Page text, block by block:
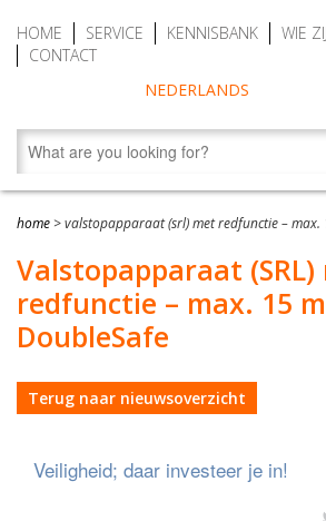
HOME SERVICE KENNISBANK WIE
CONTACT
NEDERLANDS
VALBEVEILIGING
Valstopapparaten
Personenlieren (MRW)
Auto Belay (veilig klimmen)
Tijdelijke valbeveiliging
Vanglijnen
REDDING EN EVACUATIE
Redding- en evacuatietoestellen
RescueSlide en HangLadder
Ankerpunten (verplaatsbaar)
Waterreddingen en duik reddingen
BESCHERMENDE KLEDING
Gaspakken Tesimax
Chemicaliënkleding
AUTO BELAY – KLIMWANDTOESTELLEN
CWD9 Auto Belay, max. 9 meter
CWD20 SPEED Auto Belay, max. 20 meter
home >valstopapparaat (srl) met redfunctie –
Valstopapparaat (SRL)
redfunctie – max. 15 m
DoubleSafe
Terug naar nieuwsoverzicht
Veiligheid; daar investeer je in!